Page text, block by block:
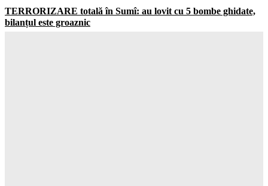
TERRORIZARE totală în Sumî: au lovit cu 5 bombe ghidate,
bilanțul este groaznic